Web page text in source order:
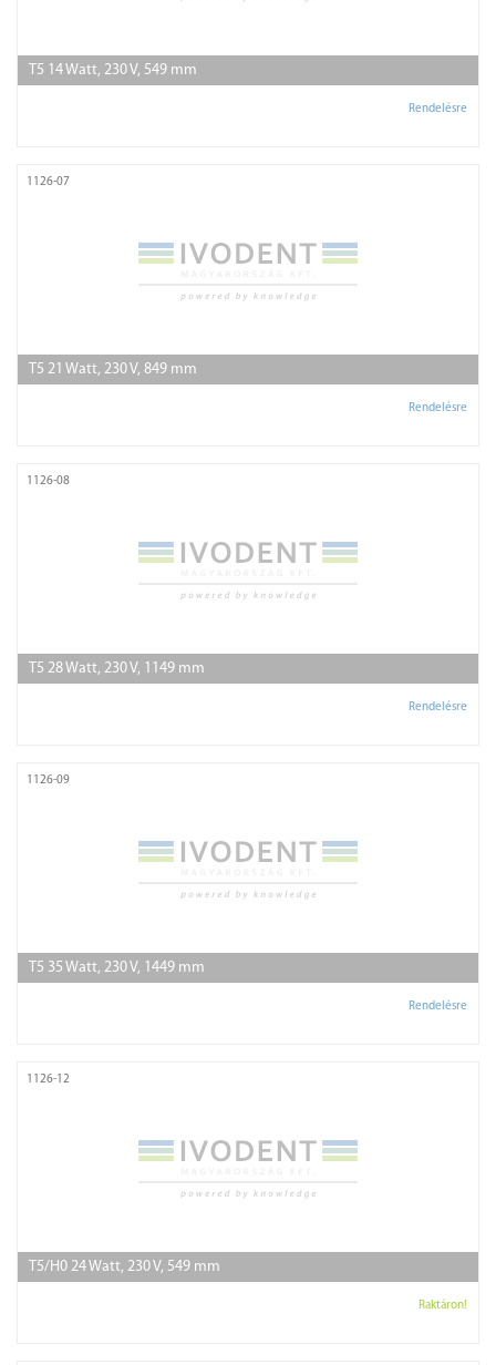
T5 14 Watt, 230 V, 549 mm
Rendelésre
1126-07
T5 21 Watt, 230 V, 849 mm
Rendelésre
1126-08
T5 28 Watt, 230 V, 1149 mm
Rendelésre
1126-09
T5 35 Watt, 230 V, 1449 mm
Rendelésre
1126-12
T5/H0 24 Watt, 230 V, 549 mm
Raktáron!